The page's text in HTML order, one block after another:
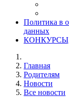
Политика в
данных
Главная
Родителям
Новости
Все новости